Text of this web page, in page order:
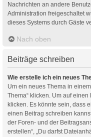
Nachrichten an andere
Administration freigeschaltet
dieses Systems durch Gäste
Nach oben
Beiträge schreiben
Wie erstelle ich ein neues
Um ein neues Thema in
Thema“ klicken. Um auf einen
klicken. Es könnte sein, dass
einen Beitrag schreiben
der Foren- und der
erstellen“, „Du darfst